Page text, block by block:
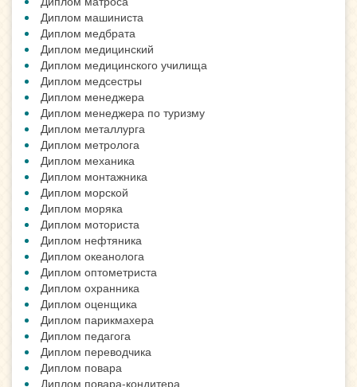
Диплом машиниста
Диплом медбрата
Диплом медицинский
Диплом медицинского училища
Диплом медсестры
Диплом менеджера
Диплом менеджера по туризму
Диплом металлурга
Диплом метролога
Диплом механика
Диплом монтажника
Диплом морской
Диплом моряка
Диплом моториста
Диплом нефтяника
Диплом океанолога
Диплом оптометриста
Диплом охранника
Диплом оценщика
Диплом парикмахера
Диплом педагога
Диплом переводчика
Диплом повара
Диплом повара-кондитера